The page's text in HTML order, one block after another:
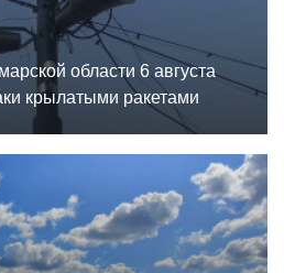
области 6 августа
крылатыми ракетами